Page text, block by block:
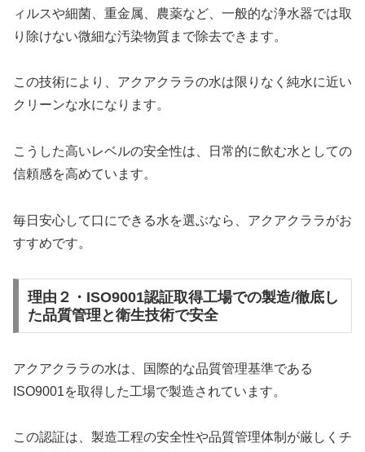
ィルスや細菌、重金属、農薬など、一般的な浄水器では取
り除けない微細な汚染物質まで除去できます。
この技術により、アクアクララの水は限りなく純水に近い
クリーンな水になります。
こうした高いレベルの安全性は、日常的に飲む水としての
信頼感を高めています。
毎日安心して口にできる水を選ぶなら、アクアクララがお
すすめです。
理由２・ISO9001認証取得工場での製造/徹底し
た品質管理と衛生技術で安全
アクアクララの水は、国際的な品質管理基準である
ISO9001を取得した工場で製造されています。
この認証は、製造工程の安全性や品質管理体制が厳しくチ